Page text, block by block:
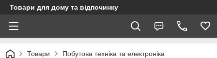
Товари для дому та відпочинку
Товари Побутова техніка та електроніка